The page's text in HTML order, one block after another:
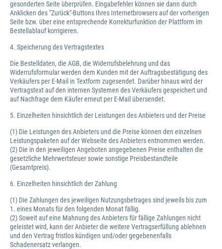
gesonderten Seite überprüfen. Eingabefehler können sie dann durch
Anklicken des "Zurück"-Buttons Ihres Internetbrowsers auf der vorherigen
Seite bzw. über eine entsprechende Korrekturfunktion der Plattform im
Bestellablauf korrigieren.
4. Speicherung des Vertragstextes
Die Bestelldaten, die AGB, die Widerrufsbelehrung und das
Widerrufsformular werden dem Kunden mit der Auftragsbestätigung des
Verkäufers per E-Mail in Textform zugesendet. Darüber hinaus wird der
Vertragstext auf den internen Systemen des Verkäufers gespeichert und
auf Nachfrage dem Käufer erneut per E-Mail übersendet.
5. Einzelheiten hinsichtlich der Leistungen des Anbieters und der Preise
(1) Die Leistungen des Anbieters und die Preise können den einzelnen
Leistungspaketen auf der Webseite des Anbieters entnommen werden.
(2) Die in den jeweiligen Angeboten angegebenen Preise enthalten die
gesetzliche Mehrwertsteuer sowie sonstige Preisbestandteile
(Gesamtpreis).
6. Einzelheiten hinsichtlich der Zahlung
(1) Die Zahlungen des jeweiligen Nutzungsbetrages sind jeweils bis zum
1. eines Monats für den folgenden Monat fällig.
(2) Soweit auf eine Mahnung des Anbieters für fällige Zahlungen nicht
geleistet wird, kann der Anbieter die weitere Vertragserfüllung ablehnen
und den Vertrag fristlos kündigen und/oder gegebenenfalls
Schadenersatz verlangen.